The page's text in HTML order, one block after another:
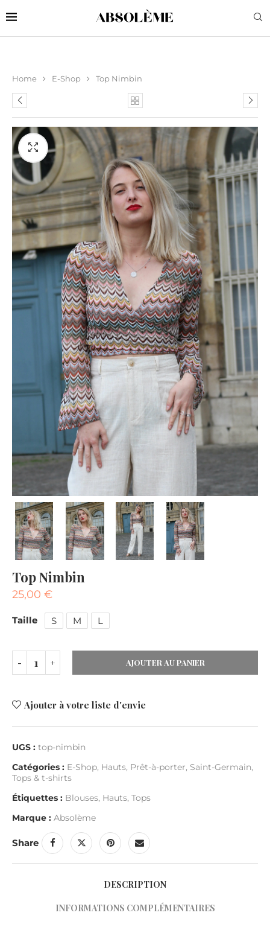
Home E-Shop Top Nimbin
Top Nimbin
25,00 €
Taille S M L
AJOUTER AU PANIER
Ajouter à votre liste d'envie
UGS : top-nimbin
Catégories : E-Shop, Hauts, Prêt-à-porter, Saint-Germain,
Tops & t-shirts
Étiquettes : Blouses, Hauts, Tops
Marque : Absolème
Share
DESCRIPTION
INFORMATIONS COMPLÉMENTAIRES